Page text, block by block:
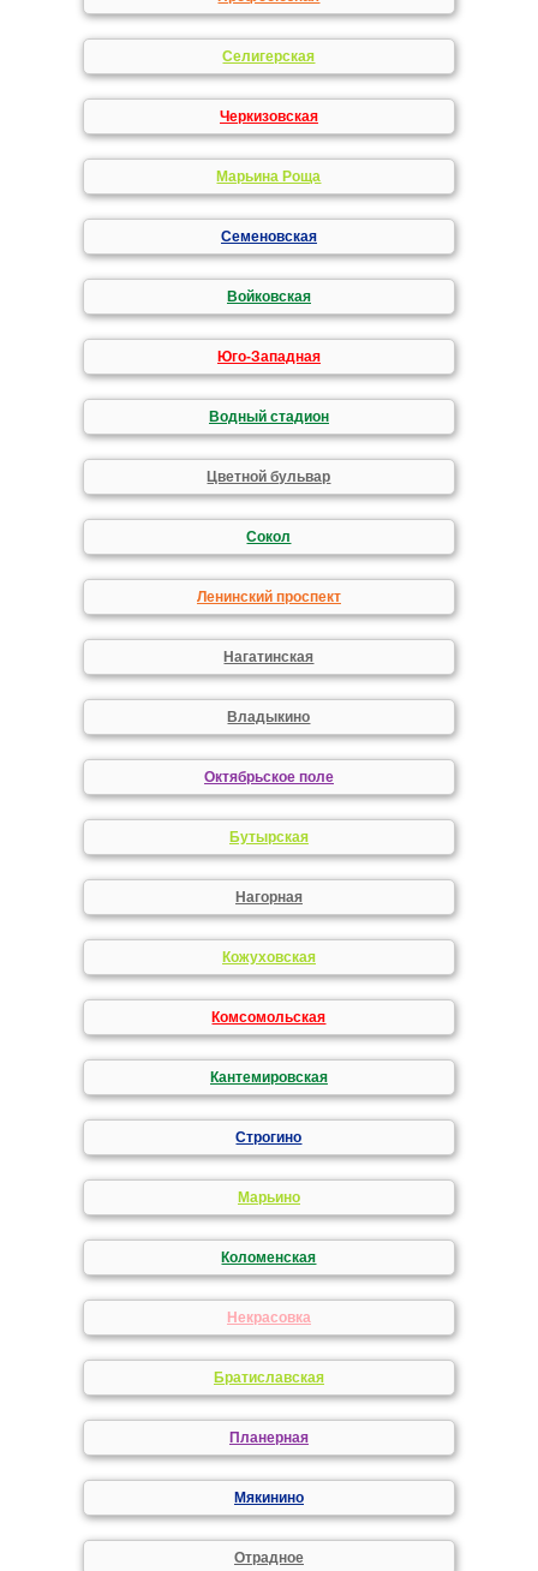
Селигерская
Черкизовская
Марьина Роща
Семеновская
Войковская
Юго-Западная
Водный стадион
Цветной бульвар
Сокол
Ленинский проспект
Нагатинская
Владыкино
Октябрьское поле
Бутырская
Нагорная
Кожуховская
Комсомольская
Кантемировская
Строгино
Марьино
Коломенская
Некрасовка
Братиславская
Планерная
Мякинино
Отрадное